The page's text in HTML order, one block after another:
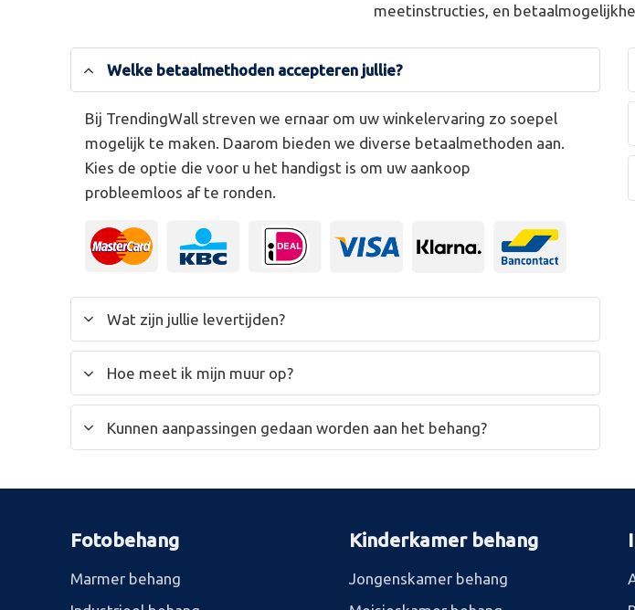
meetinstructies, en
Welke betaalmethoden accepteren jullie?
Bij TrendingWall streven we ernaar om uw winkelervaring zo soepel
mogelijk te maken. Daarom bieden we diverse betaalmethoden aan.
Kies de optie die voor u het handigst is om uw aankoop
probleemloos af te ronden.
Wat zijn jullie levertijden?
Hoe meet ik mijn muur op?
Kunnen aanpassingen gedaan worden aan het behang?
Fotobehang
Marmer behang
Kinderkamer behang
Jongenskamer behang